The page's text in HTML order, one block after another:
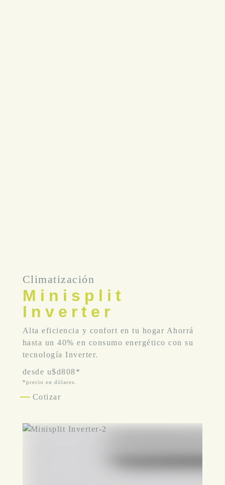
Climatización
Minisplit
Inverter
Alta eficiencia y confort en tu hogar Ahorrá
hasta un 40% en consumo energético con su
tecnología Inverter.
desde u$d808*
*precio en dólares.
Cotizar